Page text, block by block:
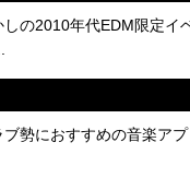
の2010年代EDM限定イ
勢におすすめの音楽ア